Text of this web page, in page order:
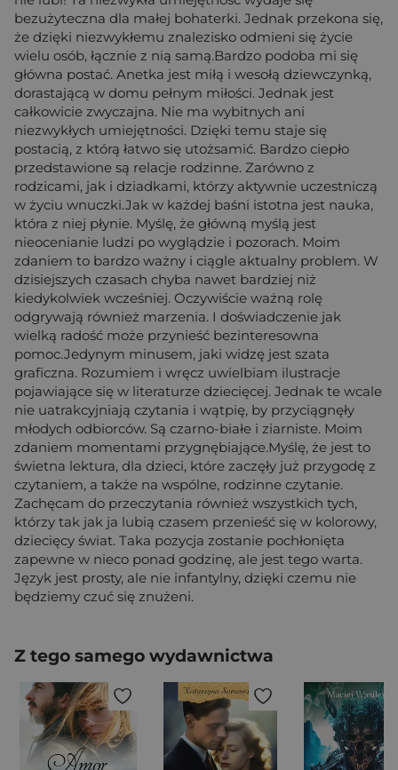
bezużyteczna dla małej bohaterki. Jednak przekona się,
że dzięki niezwykłemu znalezisko odmieni się życie
wielu osób, łącznie z nią samą.Bardzo podoba mi się
główna postać. Anetka jest miłą i wesołą dziewczynką,
dorastającą w domu pełnym miłości. Jednak jest
całkowicie zwyczajna. Nie ma wybitnych ani
niezwykłych umiejętności. Dzięki temu staje się
postacią, z którą łatwo się utożsamić. Bardzo ciepło
przedstawione są relacje rodzinne. Zarówno z
rodzicami, jak i dziadkami, którzy aktywnie uczestniczą
w życiu wnuczki.Jak w każdej baśni istotna jest nauka,
która z niej płynie. Myślę, że główną myślą jest
nieocenianie ludzi po wyglądzie i pozorach. Moim
zdaniem to bardzo ważny i ciągle aktualny problem. W
dzisiejszych czasach chyba nawet bardziej niż
kiedykolwiek wcześniej. Oczywiście ważną rolę
odgrywają również marzenia. I doświadczenie jak
wielką radość może przynieść bezinteresowna
pomoc.Jedynym minusem, jaki widzę jest szata
graficzna. Rozumiem i wręcz uwielbiam ilustracje
pojawiające się w literaturze dziecięcej. Jednak te wcale
nie uatrakcyjniają czytania i wątpię, by przyciągnęły
młodych odbiorców. Są czarno-białe i ziarniste. Moim
zdaniem momentami przygnębiające.Myślę, że jest to
świetna lektura, dla dzieci, które zaczęły już przygodę z
czytaniem, a także na wspólne, rodzinne czytanie.
Zachęcam do przeczytania również wszystkich tych,
którzy tak jak ja lubią czasem przenieść się w kolorowy,
dziecięcy świat. Taka pozycja zostanie pochłonięta
zapewne w nieco ponad godzinę, ale jest tego warta.
Język jest prosty, ale nie infantylny, dzięki czemu nie
będziemy czuć się znużeni.
Z tego samego wydawnictwa